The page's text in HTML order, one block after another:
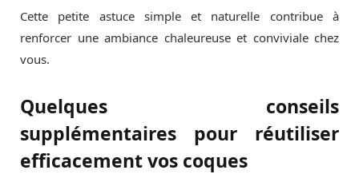
Cette petite astuce simple et naturelle contribue à
renforcer une ambiance chaleureuse et conviviale chez
vous.
Quelques conseils
supplémentaires pour réutiliser
efficacement vos coques